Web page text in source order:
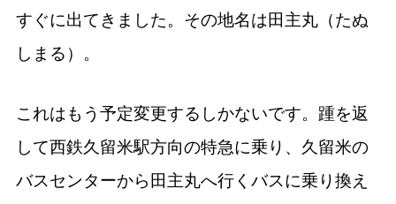
すぐに出てきました。その地名は田主丸（たぬ
しまる）。
これはもう予定変更するしかないです。踵を返
して西鉄久留米駅方向の特急に乗り、久留米の
バスセンターから田主丸へ行くバスに乗り換え